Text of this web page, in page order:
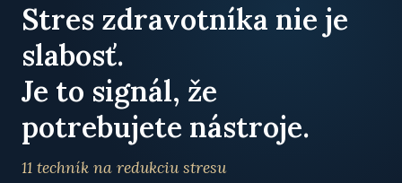
Stres zdravotníka nie je
slabosť.
Je to signál, že
potrebujete nástroje.
11 techník na redukciu stresu